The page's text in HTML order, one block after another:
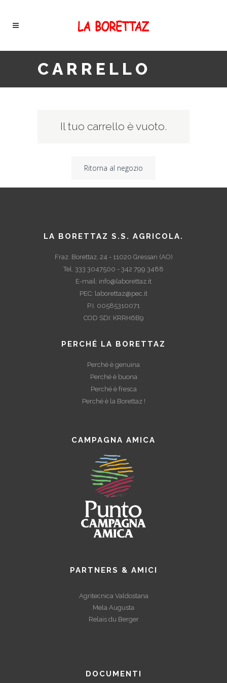
CARRELLO
Il tuo carrello è vuoto.
Ritorna al negozio
LA BORETTAZ S.S. AGRICOLA.
Fraz. Borettaz, 24 - 11020 Gressan (AO)
Tel. 333 3047500 - 342 799 3488
E-mail: info@laborettaz.it
PEC: laborettaz@pec.it
P.I. 00585310071
COD SDI: KRRH6B9
PERCHÉ LA BORETTAZ
Perché è genuina
Perché è buona
Perché è fresca
Perché è la Borettaz !
CAMPAGNA AMICA
PARTNERS & AMICI
Agritecnica Valdostana
Mela Augusta
Relais du Berger
DOCUMENTI